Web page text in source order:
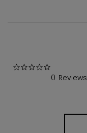
0 Reviews